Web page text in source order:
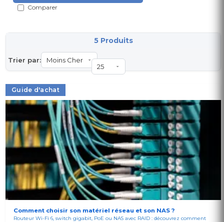
Comparer
Trier par:
5 Produits
Guide d'achat
Comment choisir son matériel réseau et son NAS ?
Routeur Wi-Fi 6, switch gigabit, PoE ou NAS avec RAID : découvrez comment